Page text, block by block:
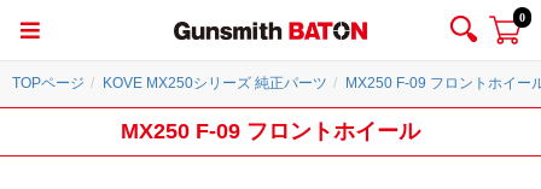
0
TOPページ KOVE MX250シリーズ 純正パーツ MX250 F-09 フロントホイー
MX250 F-09 フロントホイール